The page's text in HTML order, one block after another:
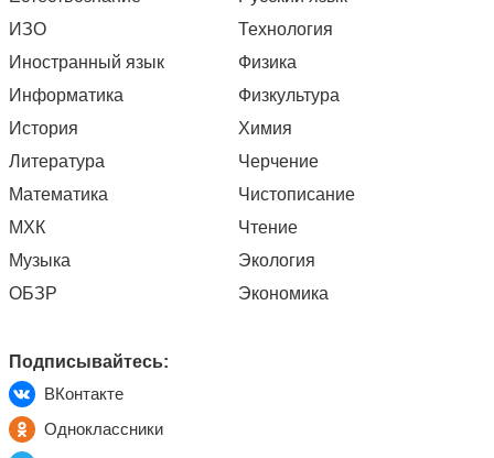
ИЗО
Иностранный язык
Информатика
История
Литература
Математика
МХК
Музыка
ОБЗР
Технология
Физика
Физкультура
Химия
Черчение
Чистописание
Чтение
Экология
Экономика
Подписывайтесь:
ВКонтакте
Одноклассники